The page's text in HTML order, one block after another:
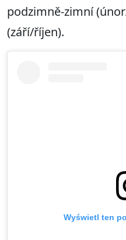
podzimně-zimní
(září/říjen).
Wyświetl ten